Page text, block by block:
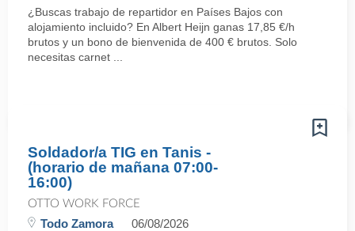
¿Buscas trabajo de repartidor en Países Bajos con
alojamiento incluido? En Albert Heijn ganas 17,85 €/h
brutos y un bono de bienvenida de 400 € brutos. Solo
necesitas carnet ...
Soldador/a TIG en Tanis -
(horario de mañana 07:00-
16:00)
OTTO WORK FORCE
Todo Zamora 06/08/2026